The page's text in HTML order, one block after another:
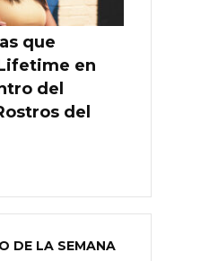
que
en
del
del
DE LA SEMANA